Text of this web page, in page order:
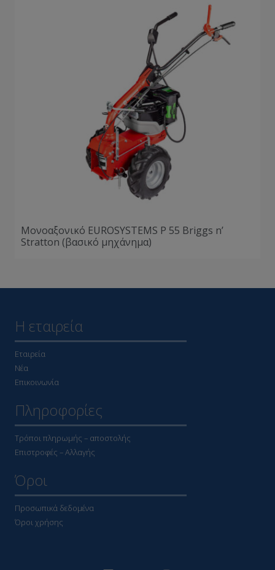
Μονοαξονικό EUROSYSTEMS P 55 Briggs n’
Stratton (βασικό μηχάνημα)
Η εταιρεία
Εταιρεία
Νέα
Επικοινωνία
Πληροφορίες
Τρόποι πληρωμής – αποστολής
Επιστροφές – Αλλαγής
Όροι
Προσωπικά δεδομένα
Όροι χρήσης